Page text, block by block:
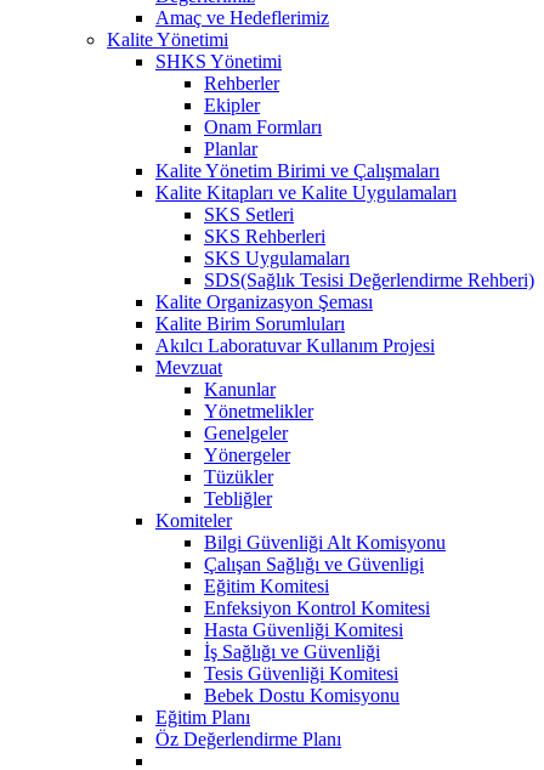
Amaç ve Hedeflerimiz
Kalite Yönetimi
SHKS Yönetimi
Rehberler
Ekipler
Onam Formları
Planlar
Kalite Yönetim Birimi ve Çalışmaları
Kalite Kitapları ve Kalite Uygulamaları
SKS Setleri
SKS Rehberleri
SKS Uygulamaları
SDS(Sağlık Tesisi Değerlendirme Rehberi)
Kalite Organizasyon Şeması
Kalite Birim Sorumluları
Akılcı Laboratuvar Kullanım Projesi
Mevzuat
Kanunlar
Yönetmelikler
Genelgeler
Yönergeler
Tüzükler
Tebliğler
Komiteler
Bilgi Güvenliği Alt Komisyonu
Çalışan Sağlığı ve Güvenligi
Eğitim Komitesi
Enfeksiyon Kontrol Komitesi
Hasta Güvenliği Komitesi
İş Sağlığı ve Güvenliği
Tesis Güvenliği Komitesi
Bebek Dostu Komisyonu
Eğitim Planı
Öz Değerlendirme Planı